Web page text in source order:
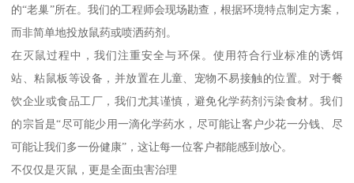
的“老巢”所在。我们的工程师会现场勘查，根据环境特点制定方案，
而非简单地投放鼠药或喷洒药剂。
在灭鼠过程中，我们注重安全与环保。使用符合行业标准的诱饵
站、粘鼠板等设备，并放置在儿童、宠物不易接触的位置。对于餐
饮企业或食品工厂，我们尤其谨慎，避免化学药剂污染食材。我们
的宗旨是“尽可能少用一滴化学药水，尽可能让客户少花一分钱、尽
可能让我们多一份健康”，这让每一位客户都能感到放心。
不仅仅是灭鼠，更是全面虫害治理